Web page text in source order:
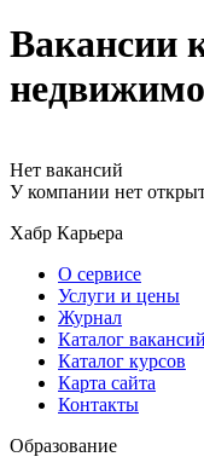
Вакансии
Нет вакансий
У компании нет
Хабр Карьера
О сервисе
Услуги и цены
Журнал
Каталог вакансий
Каталог курсов
Карта сайта
Контакты
Образование